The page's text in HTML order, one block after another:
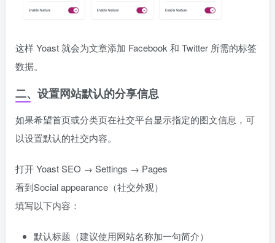
这样 Yoast 就会为文章添加 Facebook 和 Twitter 所需的标签
数据。
二、设置网站默认的分享信息
如果希望首页或分类页在社交平台显示指定的图文信息，可
以设置默认的社交内容。
打开 Yoast SEO → Settings → Pages
看到Social appearance（社交外观）
填写以下内容：
默认标题（建议使用网站名称加一句简介）